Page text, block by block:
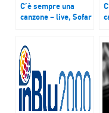
C’è sempre una
canzone – live, Sofar